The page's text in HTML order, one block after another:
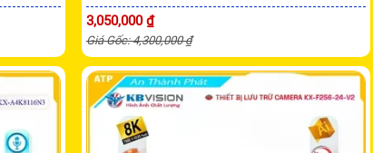
3,050,000 ₫
Giá Gốc: 4,300,000 ₫